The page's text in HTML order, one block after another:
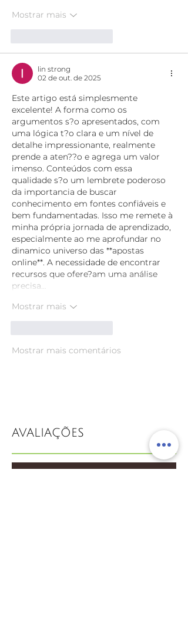
Mostrar mais
lin strong
02 de out. de 2025
Este artigo está simplesmente
excelente! A forma como os
argumentos s?o apresentados, com
uma lógica t?o clara e um nível de
detalhe impressionante, realmente
prende a aten??o e agrega um valor
imenso. Conteúdos com essa
qualidade s?o um lembrete poderoso
da importancia de buscar
conhecimento em fontes confiáveis e
bem fundamentadas. Isso me remete à
minha própria jornada de aprendizado,
especialmente ao me aprofundar no
dinamico universo das **apostas
online**. A necessidade de encontrar
recursos que ofere?am uma análise
precisa…
Mostrar mais
Mostrar mais comentários
AVALIAÇÕES